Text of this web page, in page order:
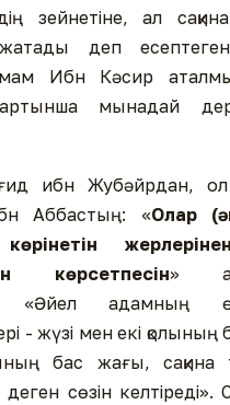
зейнетіне, ал
деп
Ибн Кәсир
мынадай
ибн Жубәйрдан, ол
Аббастың: «Олар
көрінетін
көрсетпесін»
«Әйел адамның
- жүзі мен екі қолының
бас жағы, сақина
деген сөзін